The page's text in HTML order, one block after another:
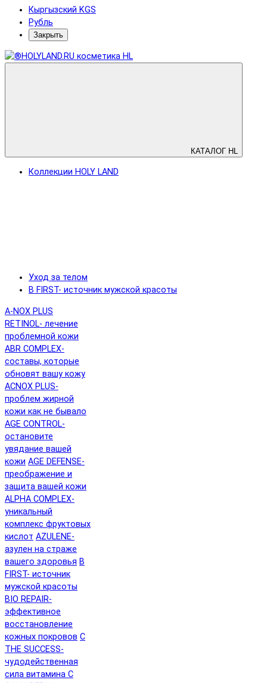
Кыргызский KGS
Рубль
Закрыть
КАТАЛОГ HL
Коллекции HOLY LAND
Уход за телом
B FIRST- источник мужской красоты
A-NOX PLUS
RETINOL- лечение
проблемной кожи
ABR COMPLEX-
составы, которые
обновят вашу кожу
ACNOX PLUS-
проблем жирной
кожи как не бывало
AGE CONTROL-
остановите
увядание вашей
кожи AGE DEFENSE-
преображение и
защита вашей кожи
ALPHA COMPLEX-
уникальный
комплекс фруктовых
кислот AZULENE-
азулен на страже
вашего здоровья B
FIRST- источник
мужской красоты
BIO REPAIR-
эффективное
восстановление
кожных покровов C
THE SUCCESS-
чудодейственная
сила витамина C